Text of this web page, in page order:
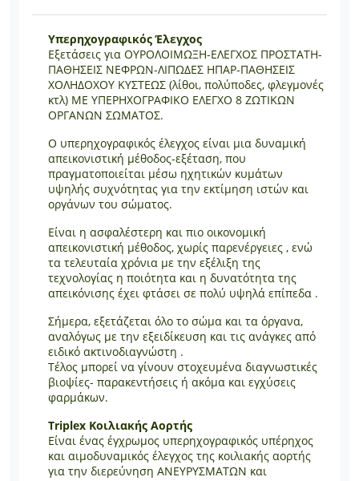
Υπερηχογραφικός Έλεγχος
Εξετάσεις για ΟΥΡΟΛΟΙΜΩΞΗ-ΕΛΕΓΧΟΣ ΠΡΟΣΤΑΤΗ-
ΠΑΘΗΣΕΙΣ ΝΕΦΡΩΝ-ΛΙΠΩΔΕΣ ΗΠΑΡ-ΠΑΘΗΣΕΙΣ
ΧΟΛΗΔΟΧΟΥ ΚΥΣΤΕΩΣ (λίθοι, πολύποδες, φλεγμονές
κτλ) ΜΕ ΥΠΕΡΗΧΟΓΡΑΦΙΚΟ ΕΛΕΓΧΟ 8 ΖΩΤΙΚΩΝ
ΟΡΓΑΝΩΝ ΣΩΜΑΤΟΣ.
Ο υπερηχογραφικός έλεγχος είναι μια δυναμική
απεικονιστική μέθοδος-εξέταση, που
πραγματοποιείται μέσω ηχητικών κυμάτων
υψηλής συχνότητας για την εκτίμηση ιστών και
οργάνων του σώματος.
Είναι η ασφαλέστερη και πιο οικονομική
απεικονιστική μέθοδος, χωρίς παρενέργειες , ενώ
τα τελευταία χρόνια με την εξέλιξη της
τεχνολογίας η ποιότητα και η δυνατότητα της
απεικόνισης έχει φτάσει σε πολύ υψηλά επίπεδα .
Σήμερα, εξετάζεται όλο το σώμα και τα όργανα,
αναλόγως με την εξειδίκευση και τις ανάγκες από
ειδικό ακτινοδιαγνώστη .
Τέλος μπορεί να γίνουν στοχευμένα διαγνωστικές
βιοψίες- παρακεντήσεις ή ακόμα και εγχύσεις
φαρμάκων.
Triplex Κοιλιακής Αορτής
Είναι ένας έγχρωμος υπερηχογραφικός υπέρηχος
και αιμοδυναμικός έλεγχος της κοιλιακής αορτής
για την διερεύνηση ΑΝΕΥΡΥΣΜΑΤΩΝ και